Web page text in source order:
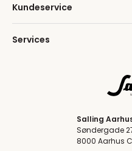
Kundeservice
Services
Salling
Søndergade
8000 Aarhus C